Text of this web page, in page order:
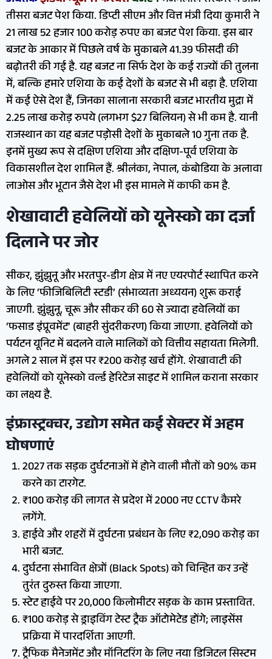
तीसरा बजट पेश किया. डिप्टी सीएम और वित्त मंत्री दिया कुमारी ने
21 लाख 52 हजार 100 करोड़ रुपए का बजट पेश किया. इस बार
बजट के आकार में पिछले वर्ष के मुकाबले 41.39 फीसदी की
बढ़ोतरी की गई है. यह बजट ना सिर्फ देश के कई राज्यों की तुलना
में, बल्कि हमारे एशिया के कई देशों के बजट से भी बड़ा है. एशिया
में कई ऐसे देश हैं, जिनका सालाना सरकारी बजट भारतीय मुद्रा में
2.25 लाख करोड़ रुपये (लगभग $27 बिलियन) से भी कम है. यानी
राजस्थान का यह बजट पड़ोसी देशों के मुकाबले 10 गुना तक है.
इनमें मुख्य रूप से दक्षिण एशिया और दक्षिण-पूर्व एशिया के
विकासशील देश शामिल हैं. श्रीलंका, नेपाल, कंबोडिया के अलावा
लाओस और भूटान जैसे देश भी इस मामले में काफी कम है.
शेखावाटी हवेलियों को यूनेस्को का दर्जा
दिलाने पर जोर
सीकर, झुंझुनू और भरतपुर-डीग क्षेत्र में नए एयरपोर्ट स्थापित करने
के लिए ‘फीजिबिलिटी स्टडी’ (संभाव्यता अध्ययन) शुरू कराई
जाएगी. झुंझुनू, चूरू और सीकर की 60 से ज्यादा हवेलियों का
‘फसाड इंप्रूवमेंट’ (बाहरी सुंदरीकरण) किया जाएगा. हवेलियों को
पर्यटन यूनिट में बदलने वाले मालिकों को वित्तीय सहायता मिलेगी.
अगले 2 साल में इस पर ₹200 करोड़ खर्च होंगे. शेखावाटी की
हवेलियों को यूनेस्को वर्ल्ड हेरिटेज साइट में शामिल कराना सरकार
का लक्ष्य है.
इंफ्रास्ट्रक्चर, उद्योग समेत कई सेक्टर में अहम
घोषणाएं
2027 तक सड़क दुर्घटनाओं में होने वाली मौतों को 90% कम
करने का टारगेट.
₹100 करोड़ की लागत से प्रदेश में 2000 नए CCTV कैमरे
लगेंगे.
हाईवे और शहरों में दुर्घटना प्रबंधन के लिए ₹2,090 करोड़ का
भारी बजट.
दुर्घटना संभावित क्षेत्रों (Black Spots) को चिन्हित कर उन्हें
तुरंत दुरुस्त किया जाएगा.
स्टेट हाईवे पर 20,000 किलोमीटर सड़क के काम प्रस्तावित.
₹100 करोड़ से ड्राइविंग टेस्ट ट्रैक ऑटोमेटेड होंगे; लाइसेंस
प्रक्रिया में पारदर्शिता आएगी.
ट्रैफिक मैनेजमेंट और मॉनिटरिंग के लिए नया डिजिटल सिस्टम